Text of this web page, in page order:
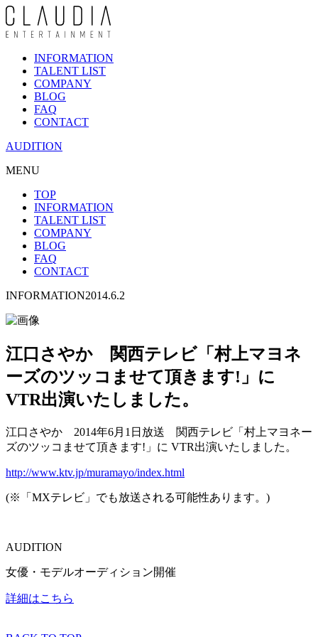
INFORMATION
TALENT LIST
COMPANY
BLOG
FAQ
CONTACT
AUDITION
MENU
TOP
INFORMATION
TALENT LIST
COMPANY
BLOG
FAQ
CONTACT
INFORMATION2014.6.2
江口さやか 関西テレビ「村上マヨネ
ーズのツッコませて頂きます!」に
VTR出演いたしました。
江口さやか 2014年6月1日放送 関西テレビ「村上マヨネー
ズのツッコませて頂きます!」に VTR出演いたしました。
http://www.ktv.jp/muramayo/index.html
(※「MXテレビ」でも放送される可能性あります。)
AUDITION
女優・モデルオーディション開催
詳細はこちら